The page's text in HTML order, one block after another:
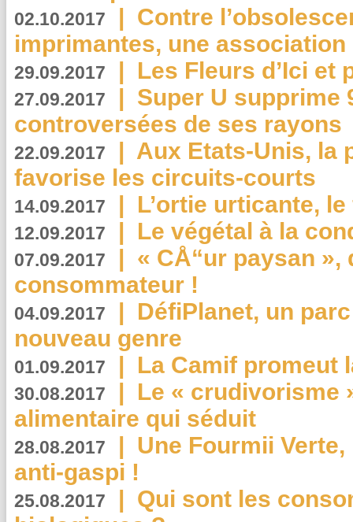
02.10.2017 | Contre
imprimantes, une
29.09.2017 | Les Fleurs d’Ici et
27.09.2017 | Super U supprime
controversées de ses rayons
22.09.2017 | Aux Etats-Unis, la
favorise les circuits-courts
14.09.2017 | L’ortie urticante,
12.09.2017 | Le végétal à la
07.09.2017 | « CÅ“ur paysan
consommateur !
04.09.2017 | DéfiPlanet, un
nouveau genre
01.09.2017 | La Camif promeut
30.08.2017 | Le « crudivorisme
alimentaire qui séduit
28.08.2017 | Une Fourmii
anti-gaspi !
25.08.2017 | Qui sont les